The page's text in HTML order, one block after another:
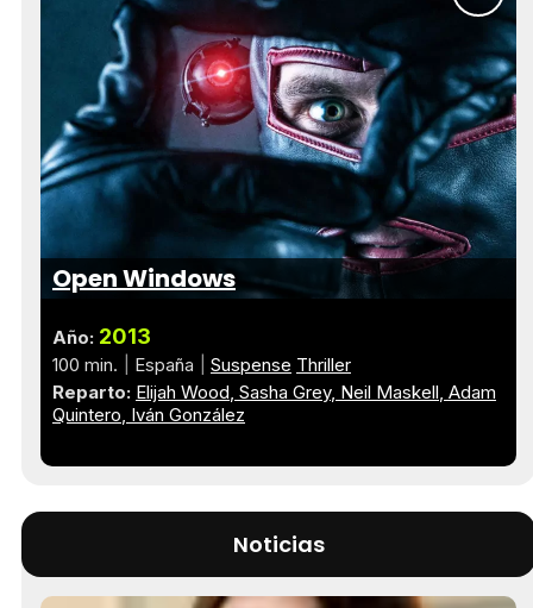
Open Windows
Año: 2013
100 min. España Suspense Thriller
Reparto: Elijah Wood Sasha Grey Neil Maskell Adam
Quintero Iván González
Noticias